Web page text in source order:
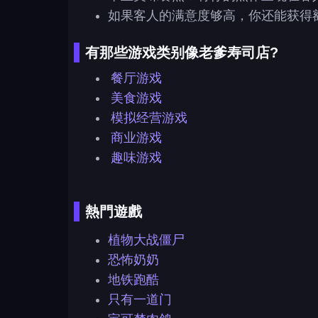
如果客人的满意度够高，你还能获得
有那些游戏类别像老爹寿司店?
餐厅游戏
美食游戏
模拟经营游戏
商业游戏
趣味游戏
熱門遊戲
植物大战僵尸
恐怖奶奶
地铁跑酷
只有一道门